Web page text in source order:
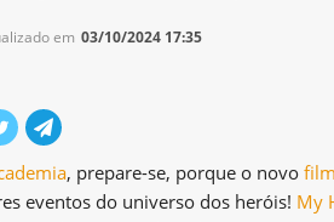
em 03/10/2024 17:35
, prepare-se, porque o novo
eventos do universo dos heróis! My